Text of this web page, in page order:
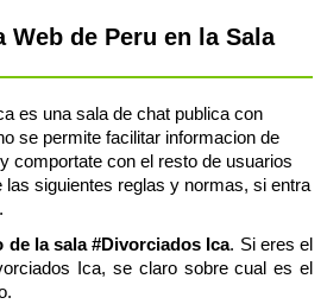
Web de Peru en la Sala
es una sala de chat publica con
se permite facilitar informacion de
comportate con el resto de usuarios
las siguientes reglas y normas, si entra
de la sala #Divorciados Ica. Si eres el
Ica, se claro sobre cual es el